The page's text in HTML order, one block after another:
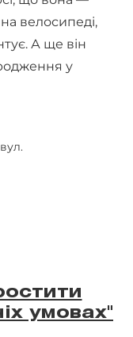
велосипеді,
А ще він
у
умовах"